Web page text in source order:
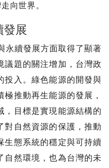
向世界。
發展
永續發展方面取得了顯著
議題的關注增加，台灣政
投入。綠色能源的開發與
推動再生能源的發展，
，目標是實現能源結構的
對自然資源的保護，推動
生態系統的穩定與可持續
自然環境，也為台灣的未